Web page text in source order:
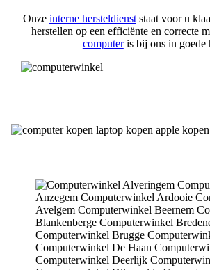
Onze interne hersteldienststaat voor u
herstellen op een efficiënte en correcte
computeris bij ons in goede